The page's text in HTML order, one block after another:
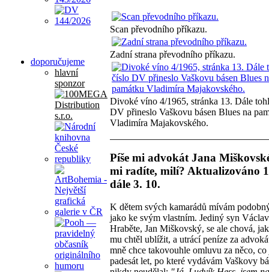
doporučujeme
hlavní
sponzor
Scan převodního příkazu.
Zadní strana převodního příkazu.
Divoké víno 4/1965, stránka 13. Dále
DV přineslo Vaškovu básen Blues na
Vladimíra Majakovského.
Píše mi advokát Jana
mi radíte, milí? Aktualizováno
dále 3. 10.
K dětem svých kamarádů mívám
jako ke svým vlastním. Jediný syn
Hraběte, Jan Miškovský, se ale chová,
mu chtěl ublížit, a utrácí peníze za
mně chce takovouhle omluvu za něco, co
padesát let, po které vydávám Vaškovy